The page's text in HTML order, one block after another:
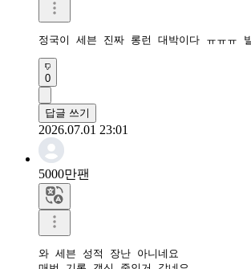
정국이 세븐 진짜 롱런 대박이다 ㅠㅠㅠ
0
답글 쓰기
2026.07.01 23:01
5000만팬
와 세븐 성적 장난 아니네요